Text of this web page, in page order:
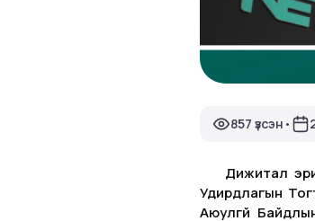
857 үзсэн •
Дижитал
Удирдлагын
Аюулгүй